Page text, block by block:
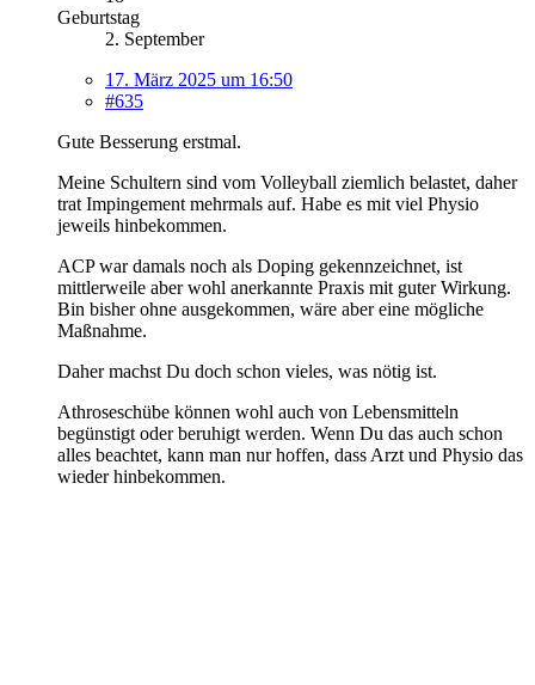
Geburtstag
2. September
17. März 2025 um 16:50
#635
Gute Besserung erstmal.
Meine Schultern sind vom Volleyball ziemlich belastet, daher
trat Impingement mehrmals auf. Habe es mit viel Physio
jeweils hinbekommen.
ACP war damals noch als Doping gekennzeichnet, ist
mittlerweile aber wohl anerkannte Praxis mit guter Wirkung.
Bin bisher ohne ausgekommen, wäre aber eine mögliche
Maßnahme.
Daher machst Du doch schon vieles, was nötig ist.
Athroseschübe können wohl auch von Lebensmitteln
begünstigt oder beruhigt werden. Wenn Du das auch schon
alles beachtet, kann man nur hoffen, dass Arzt und Physio das
wieder hinbekommen.